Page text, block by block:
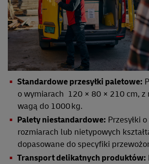
Standardowe przesyłki paletowe:
o wymiarach 120 × 80 × 210 cm, z
wagą do 1000 kg.
Palety niestandardowe: Przesyłki
rozmiarach lub nietypowych
dopasowane do specyfiki
Transport delikatnych produktów: